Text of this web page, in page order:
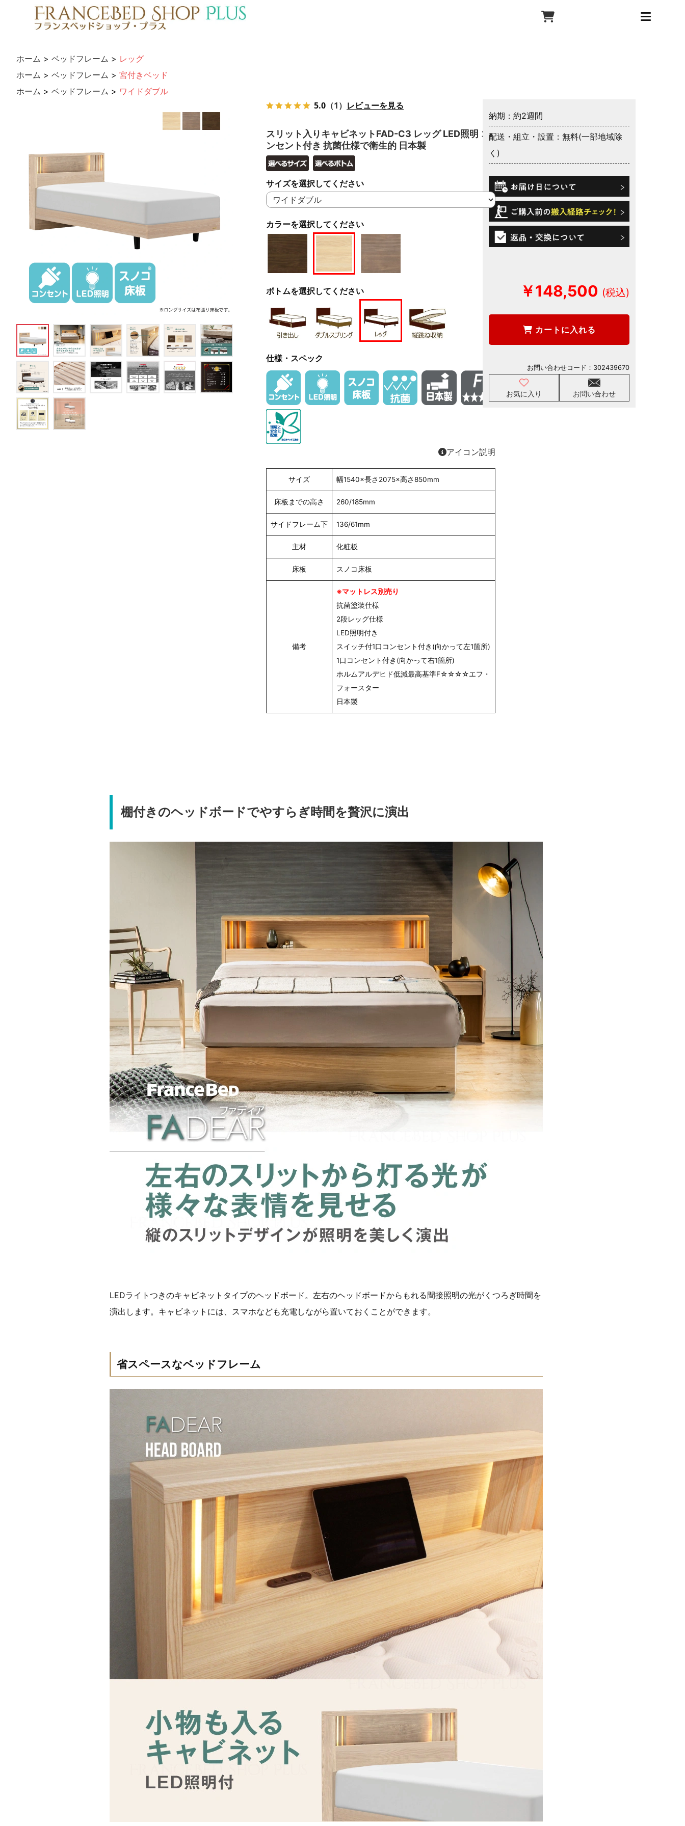
ホーム > ベッドフレーム > レッグ
ホーム > ベッドフレーム > 宮付きベッド
ホーム > ベッドフレーム > ワイドダブル
5.0 （1） レビューを見る
スリット入りキャビネットFAD-C3 レッグ LED照明 コ
ンセント付き 抗菌仕様で衛生的 日本製
カラーを選択してください
サイズを選択してください
ボトムを選択してください
仕様・スペック
アイコン説明
サイズ 幅1540×長さ2075×高さ850mm
床板までの高さ 260/185mm
サイドフレーム下 136/61mm
主材 化粧板
床板 スノコ床板
備考
※マットレス別売り
抗菌塗装仕様
2段レッグ仕様
LED照明付き
スイッチ付1口コンセント付き(向かって左1箇所)
1口コンセント付き(向かって右1箇所)
ホルムアルデヒド低減最高基準F☆☆☆☆エフ・
フォースター
日本製
納期：約2週間
配送・組立・設置：無料(一部地域除
く)
￥148,500
カートに入れる
お気に入り お問い合わせ
お問い合わせコード： 302439670
棚付きのヘッドボードでやすらぎ時間を贅沢に演出
LEDライトつきのキャビネットタイプのヘッドボード。左右のヘッドボードからもれる間接照明の光がくつろぎ時間を
演出します。キャビネットには、スマホなども充電しながら置いておくことができます。
省スペースなベッドフレーム